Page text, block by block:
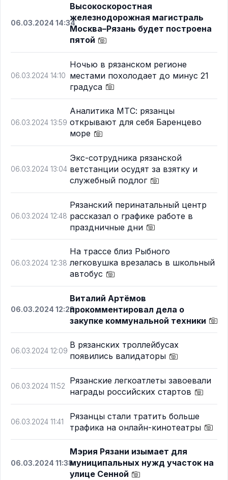
06.03.2024 14:34
Высокоскоростная
железнодорожная магистраль
Москва–Рязань будет построена
пятой
06.03.2024 14:10
Ночью в рязанском регионе
местами похолодает до минус 21
градуса
06.03.2024 13:59
Аналитика МТС: рязанцы
открывают для себя Баренцево
море
06.03.2024 13:04
Экс-сотрудника рязанской
ветстанции осудят за взятку и
служебный подлог
06.03.2024 12:48
Рязанский перинатальный центр
рассказал о графике работе в
праздничные дни
06.03.2024 12:38
На трассе близ Рыбного
легковушка врезалась в школьный
автобус
06.03.2024 12:23
Виталий Артёмов
прокомментировал дела о
закупке коммунальной техники
06.03.2024 12:09
В рязанских троллейбусах
появились валидаторы
06.03.2024 11:52
Рязанские легкоатлеты завоевали
награды российских стартов
06.03.2024 11:41
Рязанцы стали тратить больше
трафика на онлайн-кинотеатры
06.03.2024 11:38
Мэрия Рязани изымает для
муниципальных нужд участок на
улице Сенной